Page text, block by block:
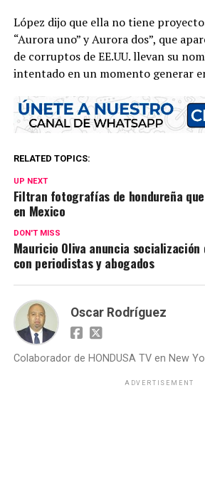
López dijo que ella no tiene
“Aurora uno” y Aurora dos”, que
de corruptos de EE.UU. llevan su
intentado en un momento generar
RELATED TOPICS:
UP NEXT
Filtran fotografías de hondureña
en Mexico
DON'T MISS
Mauricio Oliva anuncia socialización
con periodistas y abogados
Oscar Rodríguez
Colaborador de HONDUSA TV en New
ADVERTISEMENT